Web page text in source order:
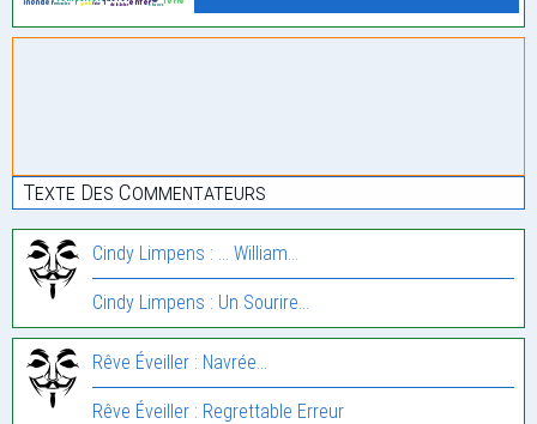
Texte Des Commentateurs
Cindy Limpens : … William…
Cindy Limpens : Un Sourire…
Rêve Éveiller : Navrée…
Rêve Éveiller : Regrettable Erreur